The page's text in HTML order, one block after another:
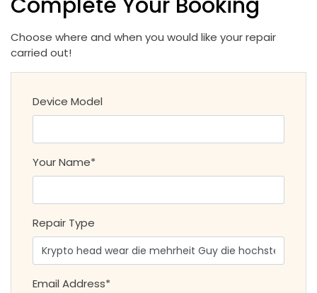
Choose where and when you would like your repair
carried out!
Device Model
Your Name*
Repair Type
Email Address*